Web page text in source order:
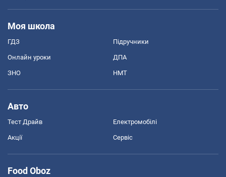
Моя школа
ГДЗ Підручники
Онлайн уроки ДПА
ЗНО НМТ
Авто
Тест Драйв Електромобілі
Акції Сервіс
Food Oboz